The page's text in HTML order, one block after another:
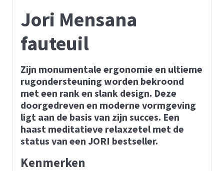
Jori Mensana
fauteuil
Zijn monumentale ergonomie en ultieme
rugondersteuning worden bekroond
met een rank en slank design. Deze
doorgedreven en moderne vormgeving
ligt aan de basis van zijn succes. Een
haast meditatieve relaxzetel met de
status van een JORI bestseller.
Kenmerken